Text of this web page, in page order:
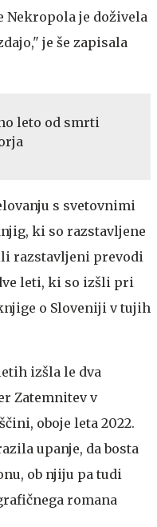
Nekropola je doživela
je še zapisala
leto od smrti
s svetovnimi
ki so razstavljene
razstavljeni prevodi
leti, ki so izšli pri
o Sloveniji v tujih
izšla le dva
Zatemnitev v
oboje leta 2022.
upanje, da bosta
ob njiju pa tudi
romana